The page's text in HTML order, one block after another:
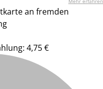
an fremden
4,75 €